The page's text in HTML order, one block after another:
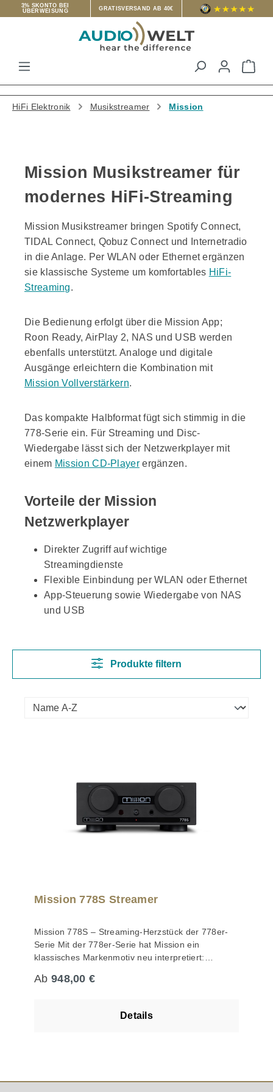
3% SKONTO BEI
ÜBERWEISUNG
GRATISVERSAND AB 40€
HiFi Elektronik Musikstreamer Mission
Mission Musikstreamer für
modernes HiFi-Streaming
Mission Musikstreamer bringen Spotify Connect,
TIDAL Connect, Qobuz Connect und Internetradio
in die Anlage. Per WLAN oder Ethernet ergänzen
sie klassische Systeme um komfortables HiFi-
Streaming.
Die Bedienung erfolgt über die Mission App;
Roon Ready, AirPlay 2, NAS und USB werden
ebenfalls unterstützt. Analoge und digitale
Ausgänge erleichtern die Kombination mit
Mission Vollverstärkern.
Das kompakte Halbformat fügt sich stimmig in die
778-Serie ein. Für Streaming und Disc-
Wiedergabe lässt sich der Netzwerkplayer mit
einem Mission CD-Playerergänzen.
Vorteile der Mission
Netzwerkplayer
Direkter Zugriff auf wichtige
Streamingdienste
Flexible Einbindung per WLAN oder Ethernet
App-Steuerung sowie Wiedergabe von NAS
und USB
Produkte filtern
Mission 778S Streamer
Mission 778S – Streaming-Herzstück der 778er-
Serie Mit der 778er-Serie hat Mission ein
klassisches Markenmotiv neu interpretiert:
Charakter, gebaut für moderne Ansprüche. Nach
zeitgemäßes Streaming – optisch passend,
Dienste, Netzwerkquellen und USB-Medien in
Regulärer Preis:
Ab 948,00 €
Details